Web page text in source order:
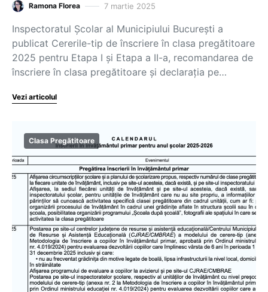
Ramona Florea 7 martie 2025
Inspectoratul Școlar al Municipiului București a
publicat Cererile-tip de înscriere în clasa pregătitoare
2025 pentru Etapa I și Etapa a II-a, recomandarea de
înscriere în clasa pregătitoare și declarația pe…
Vezi articolul
Clasa Pregătitoare